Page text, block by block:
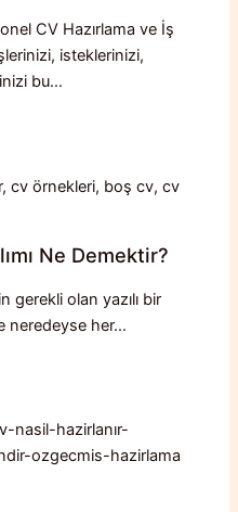
CV Hazırlama ve İş
isteklerinizi,
bu…
Ne Demektir?
gerekli olan yazılı bir
neredeyse her…